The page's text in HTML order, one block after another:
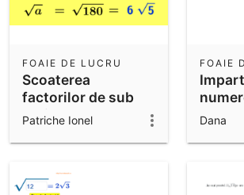
Scoaterea
factorilor de sub
radical
FOAIE DE LUCRU
Patriche Ionel
test
FOAIE
Dana